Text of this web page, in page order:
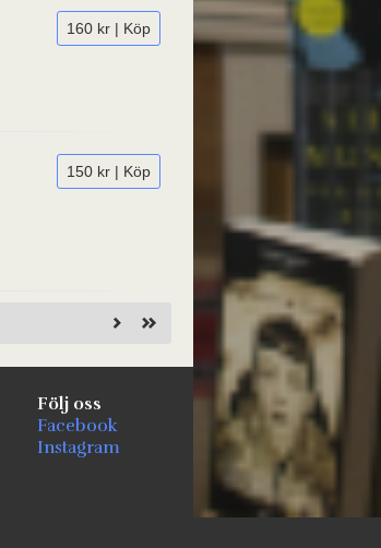
160 kr | Köp
150 kr | Köp
Följ oss
Facebook
Instagram